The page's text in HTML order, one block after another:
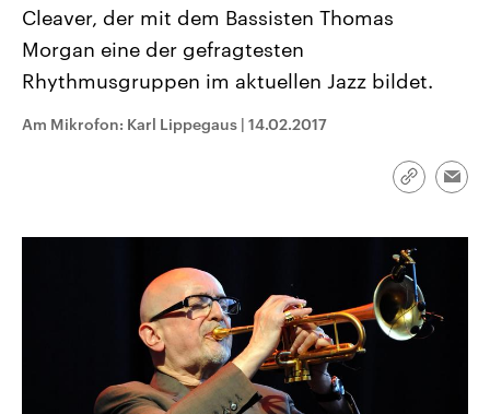
Landtagswahl Sachsen-Anhalt
2026
Alle Informationen
Sachsen-Anhalt wählt am 6.
September 2026 einen neuen
Landtag. Seit 2021 wird das
Bundesland von einer Koalition aus
CDU, SPD und FDP regiert.-
USA
Aktuelle Beiträge,
Hintergründe
Wirtschaftlich und
gehören die Vereinigten
aktuelle Weltgeschehen.
Audio-Archiv
Cleaver, der mit dem Bassisten Thomas
Morgan eine der gefragtesten
Rhythmusgruppen im aktuellen Jazz bildet.
Am Mikrofon: Karl Lippegaus | 14.02.2017
Link